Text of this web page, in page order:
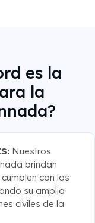
es la
la
Nuestros
brindan
con las
su amplia
civiles de la